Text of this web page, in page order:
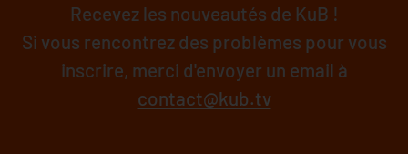
Recevez les nouveautés de KuB !
Si vous rencontrez des problèmes pour vous
inscrire, merci d'envoyer un email à
contact@kub.tv